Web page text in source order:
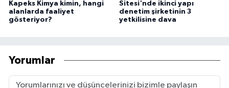
Kapeks Kimya kimin, hangi
alanlarda faaliyet
gösteriyor?
Sitesi'nde ikinci yapı
denetim şirketinin 3
yetkilisine dava
Yorumlar